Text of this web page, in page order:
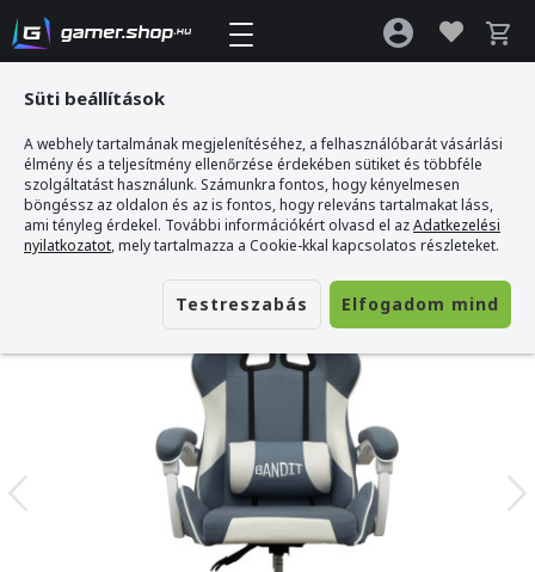
Gamer webshop >BANDIT Iceberg Gamer szék - fehér/kék
Süti beállítások
A webhely tartalmának megjelenítéséhez, a felhasználóbarát vásárlási
élmény és a teljesítmény ellenőrzése érdekében sütiket és többféle
szolgáltatást használunk. Számunkra fontos, hogy kényelmesen
böngéssz az oldalon és az is fontos, hogy releváns tartalmakat láss,
ami tényleg érdekel. További információkért olvasd el azAdatkezelési
nyilatkozatot, mely tartalmazza a Cookie-kkal kapcsolatos részleteket.
Testreszabás Elfogadom mind